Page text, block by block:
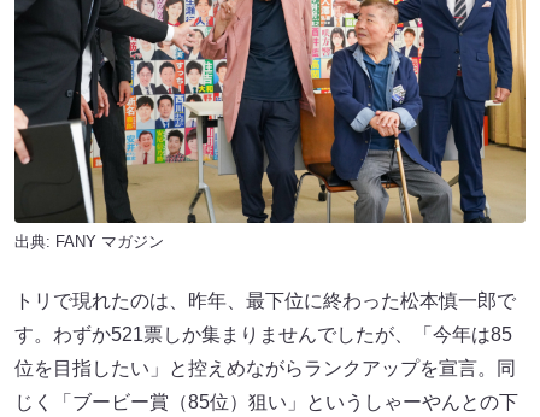
出典: FANY マガジン
トリで現れたのは、昨年、最下位に終わった松本慎一郎で
す。わずか521票しか集まりませんでしたが、「今年は85
位を目指したい」と控えめながらランクアップを宣言。同
じく「ブービー賞（85位）狙い」というしゃーやんとの下